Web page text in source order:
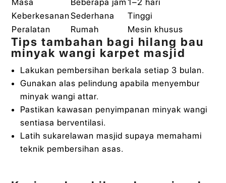
Masa
Beberapa jam 1–2 hari
KeberkesananSederhana
Tinggi
Peralatan
Rumah Mesin khusus
Tips tambahan bagi hilang bau
minyak wangi karpet masjid
Lakukan pembersihan berkala setiap 3 bulan.
Gunakan alas pelindung apabila menyembur
minyak wangi attar.
Pastikan kawasan penyimpanan minyak wangi
sentiasa berventilasi.
Latih sukarelawan masjid supaya memahami
teknik pembersihan asas.